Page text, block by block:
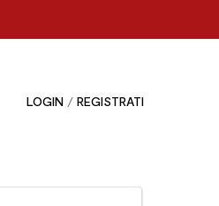
LOGIN / REGISTRATI